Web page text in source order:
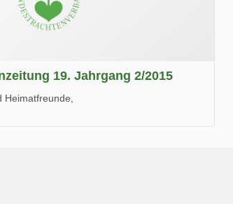
19. Jahrgang 2/2015
Heimatfreunde,